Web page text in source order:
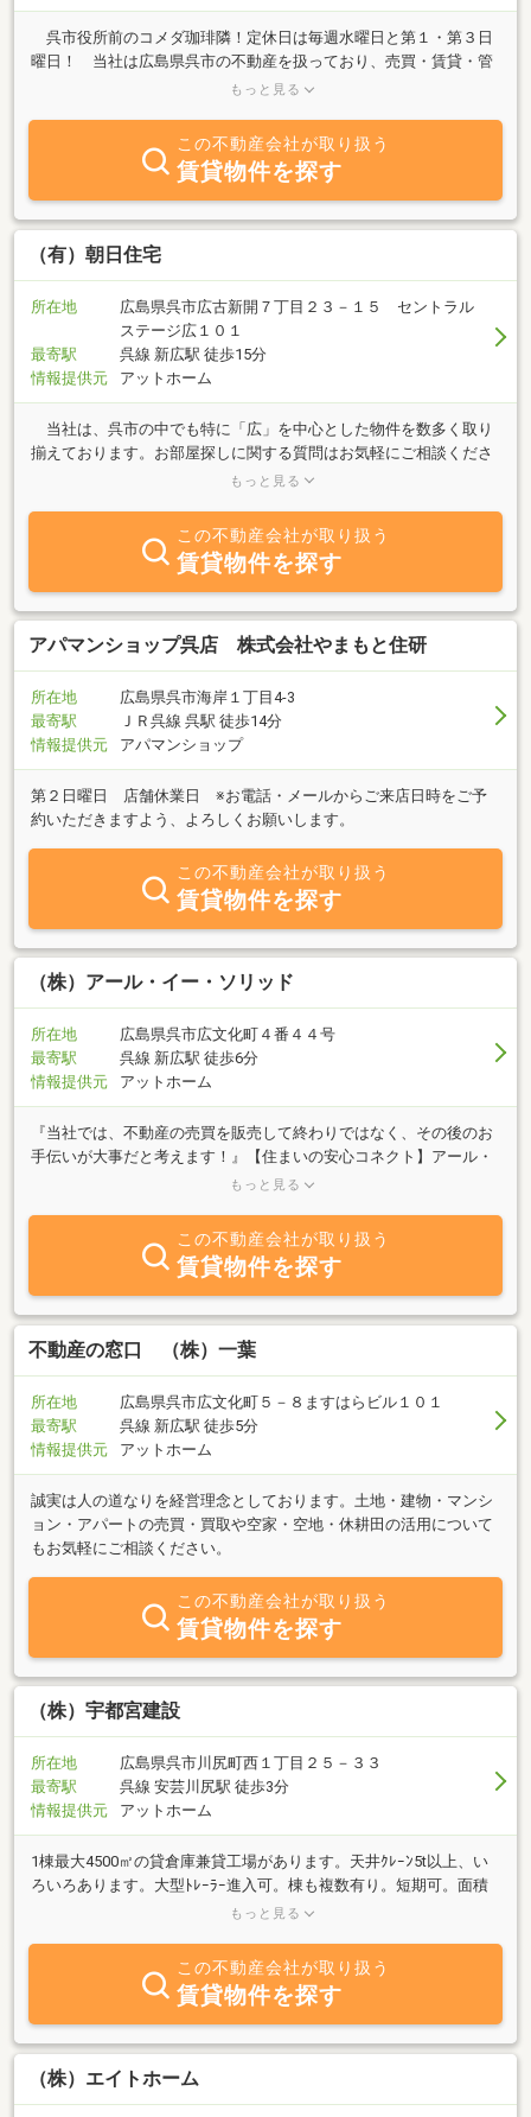
呉市役所前のコメダ珈琲隣！定休日は毎週水曜日と第１・第３日
曜日！ 当社は広島県呉市の不動産を扱っており、売買・賃貸・管
理を主な業務としております。●無料で売却価格査定！広告掲載や
したか？お部屋探しもお任せください！●家主様に代わってお部屋
や駐車場等の管理業務も得意です！お客様との出会いを大切にしな
がら、賃貸・売買物件をご案内させていただきます。お気軽にご相
談・ご連絡ください！！お車でお越しの際は川沿いの市営駐車場を
ご利用下さい。駐車券を差し上げます！
もっと見る
この不動産会社が取り扱う
賃貸物件を探す
（有）朝日住宅
所在地
広島県呉市広古新開７丁目２３－１５ セントラル
ステージ広１０１
最寄駅
呉線 新広駅 徒歩15分
情報提供元
アットホーム
当社は、呉市の中でも特に「広」を中心とした物件を数多く取り
揃えております。お部屋探しに関する質問はお気軽にご相談くださ
い。女性スタッフが親身になってあなたのお部屋探しをお手伝い致
し上げております！●広島国際大学・呉大学の学生さん向け物件多
数！！◎３月は休まず営業します！☆★当社ホームページもご覧く
ださい★☆http://www.asahij.com
もっと見る
この不動産会社が取り扱う
賃貸物件を探す
アパマンショップ呉店 株式会社やまもと住研
所在地
広島県呉市海岸１丁目4-3
最寄駅
ＪＲ呉線 呉駅 徒歩14分
情報提供元
アパマンショップ
第２日曜日 店舗休業日 ※お電話・メールからご来店日時をご予
約いただきますよう、よろしくお願いします。
この不動産会社が取り扱う
賃貸物件を探す
（株）アール・イー・ソリッド
所在地
広島県呉市広文化町４番４４号
最寄駅
呉線 新広駅 徒歩6分
情報提供元
アットホーム
『当社では、不動産の売買を販売して終わりではなく、その後のお
手伝いが大事だと考えます！』【住まいの安心コネクト】アール・
イー・ソリッドが提案する 『住まいの長期継続安心サービス』
与・売却時の税金等の相談■ 不動産売却・有効活用の相談他、不
動産に関する各種相談・手続きのお手伝いなど、お客様の住まいに
関するあらゆることを末永くしっかりとサポートさせていただきま
す。【ローン相談も無料受付中！】■ 借入可能金額の相談をした
い■ 車のローン等を低い金利でまとめたい■ 返済期間をのばし、
無理なく支払をしたい■ 持病があり、団体信用生命保険に加入で
し費用等も全部借入したいなどの、ローン相談も無料で承ります。
お気軽にお問い合わせ、ご相談ください。お問い合わせは、0120-
44-8977までLINEでのお問い合わせは、『@re-solid』で検索物件動
もっと見る
この不動産会社が取り扱う
賃貸物件を探す
不動産の窓口 （株）一葉
所在地
広島県呉市広文化町５－８ますはらビル１０１
最寄駅
呉線 新広駅 徒歩5分
情報提供元
アットホーム
誠実は人の道なりを経営理念としております。土地・建物・マンシ
ョン・アパートの売買・買取や空家・空地・休耕田の活用について
もお気軽にご相談ください。
この不動産会社が取り扱う
賃貸物件を探す
（株）宇都宮建設
所在地
広島県呉市川尻町西１丁目２５－３３
最寄駅
呉線 安芸川尻駅 徒歩3分
情報提供元
アットホーム
1棟最大4500㎡の貸倉庫兼貸工場があります。天井ｸﾚｰﾝ5t以上、い
ろいろあります。大型ﾄﾚｰﾗｰ進入可。棟も複数有り。短期可。面積
1000㎡～自由。賃料は、業種業務内容により相談、ぜひ、お問い合
車場等の業務用貸物件。貸物件に特化しています。住居用では、分
譲マンションの賃貸と売却・ペット可・１人入居割引の賃貸マンシ
ョンなど、多数あります。自社物件は、仲介手数料がかかりませ
ん。
もっと見る
この不動産会社が取り扱う
賃貸物件を探す
（株）エイトホーム